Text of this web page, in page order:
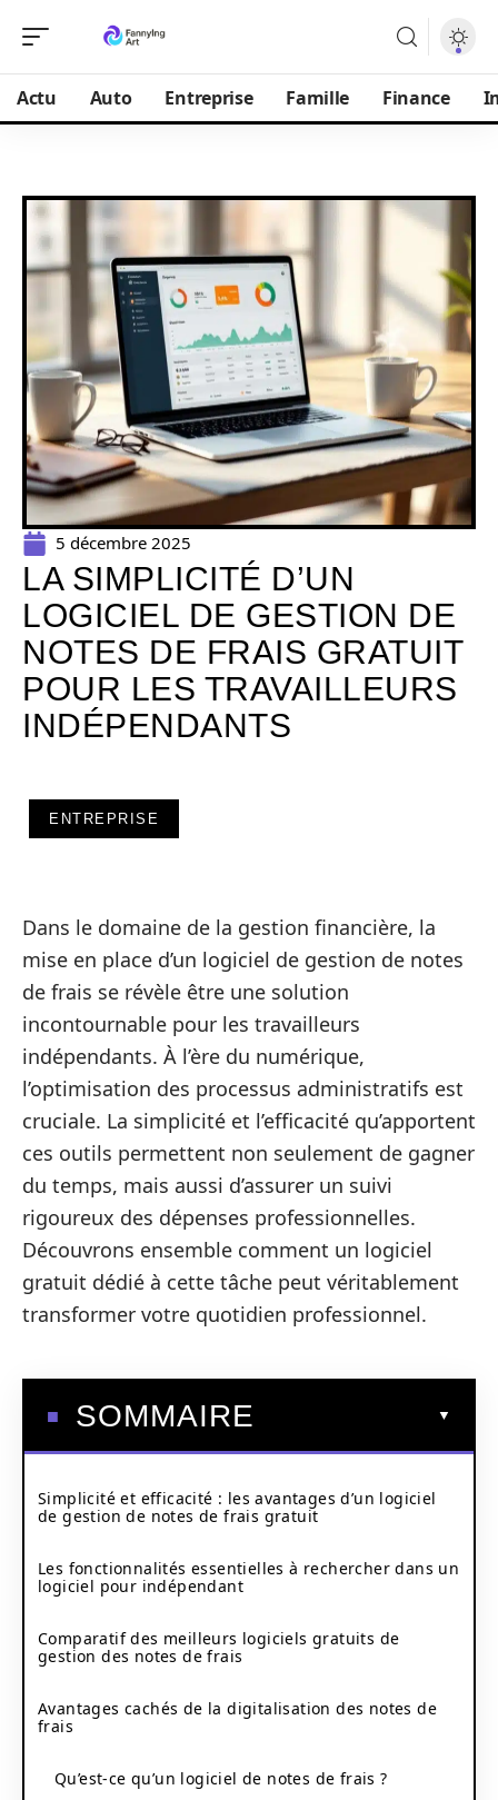
Actu Auto Entreprise Famille Finance
5 décembre 2025
LA SIMPLICITÉ D’UN
LOGICIEL DE GESTION DE
NOTES DE FRAIS GRATUIT
POUR LES TRAVAILLEURS
INDÉPENDANTS
ENTREPRISE
Dans le domaine de la gestion financière, la
mise en place d’un logiciel de gestion de notes
de frais se révèle être une solution
incontournable pour les travailleurs
indépendants. À l’ère du numérique,
l’optimisation des processus administratifs est
cruciale. La simplicité et l’efficacité qu’apportent
ces outils permettent non seulement de gagner
du temps, mais aussi d’assurer un suivi
rigoureux des dépenses professionnelles.
Découvrons ensemble comment un logiciel
gratuit dédié à cette tâche peut véritablement
transformer votre quotidien professionnel.
SOMMAIRE
Simplicité et efficacité : les avantages d’un logiciel
de gestion de notes de frais gratuit
Les fonctionnalités essentielles à rechercher dans un
logiciel pour indépendant
Comparatif des meilleurs logiciels gratuits de
gestion des notes de frais
Avantages cachés de la digitalisation des notes de
frais
Qu’est-ce qu’un logiciel de notes de frais ?